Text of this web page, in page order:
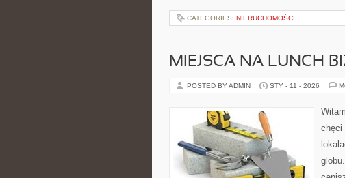
CATEGORIES: NIERUCHOMOŚCI
MIEJSCA NA LUNCH
POSTED BY ADMIN STY - 11 - 2026
chęci